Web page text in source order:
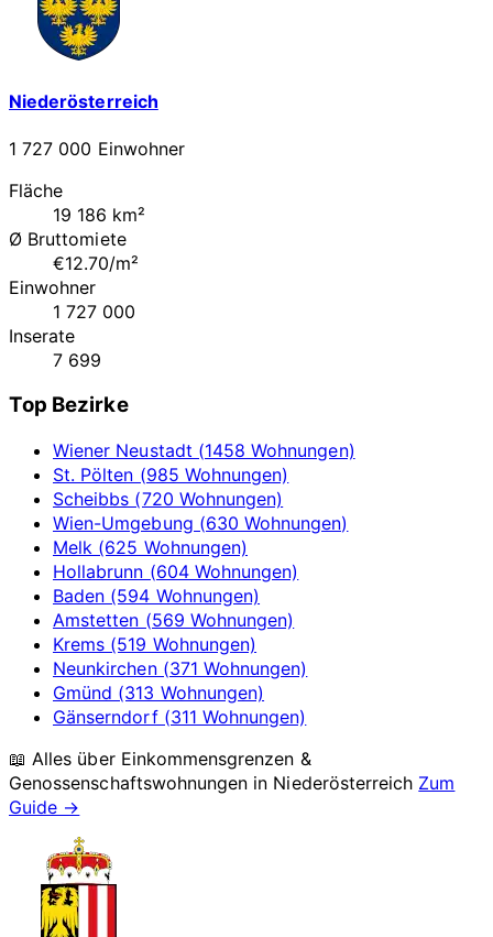
Niederösterreich
1 727 000 Einwohner
Fläche
19 186 km²
Ø Bruttomiete
€12.70/m²
Einwohner
1 727 000
Inserate
7 699
Top Bezirke
Wiener Neustadt (1458 Wohnungen)
St. Pölten (985 Wohnungen)
Scheibbs (720 Wohnungen)
Wien-Umgebung (630 Wohnungen)
Melk (625 Wohnungen)
Hollabrunn (604 Wohnungen)
Baden (594 Wohnungen)
Amstetten (569 Wohnungen)
Krems (519 Wohnungen)
Neunkirchen (371 Wohnungen)
Gmünd (313 Wohnungen)
Gänserndorf (311 Wohnungen)
📖 Alles über Einkommensgrenzen &
Genossenschaftswohnungen in Niederösterreich Zum
Guide →